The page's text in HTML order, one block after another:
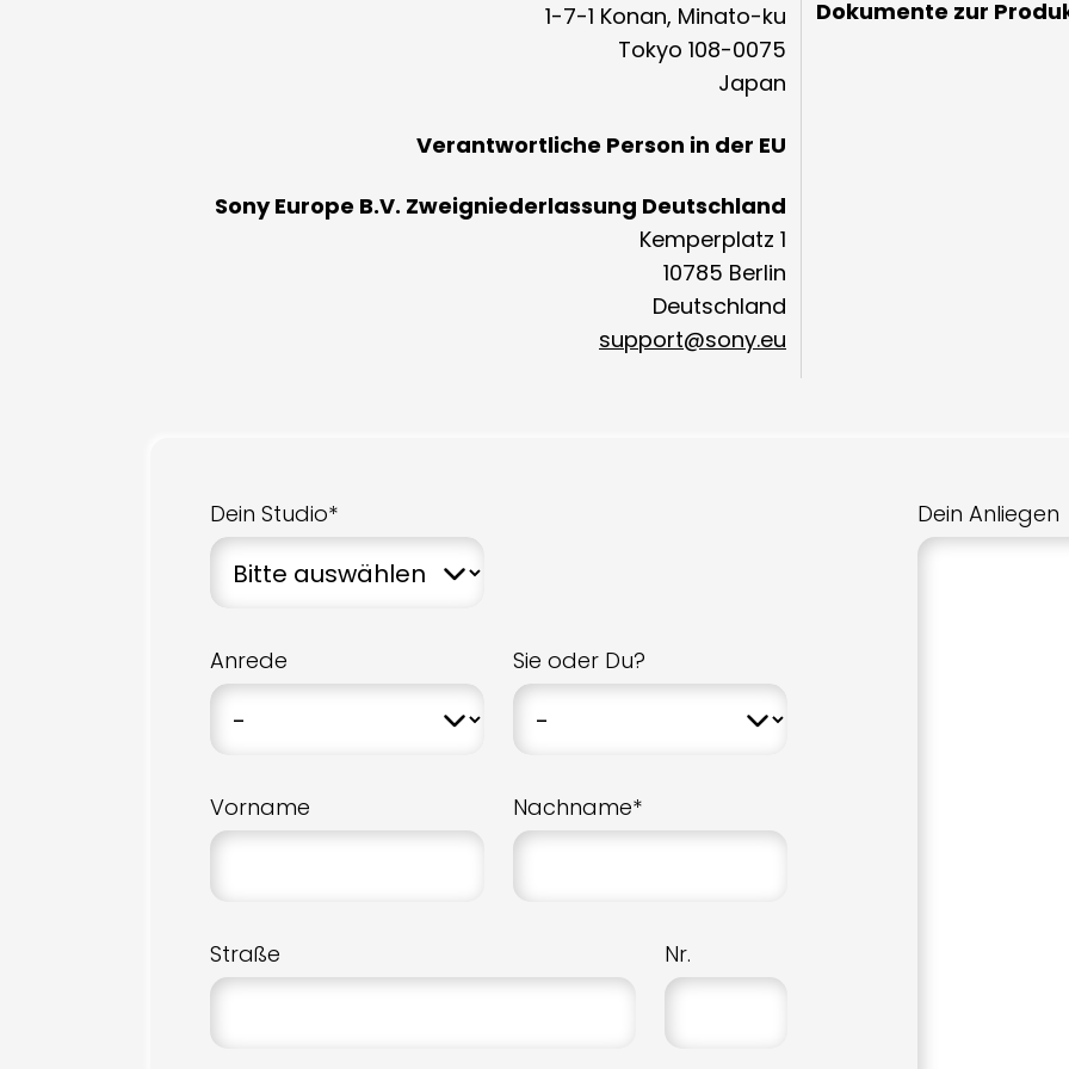
1-7-1 Konan, Minato-ku
Tokyo 108-0075
Japan
Verantwortliche Person in der EU
Sony Europe B.V. Zweigniederlassung Deutschland
Kemperplatz 1
10785 Berlin
Deutschland
support@sony.eu
Dokumente zur
Dein Studio*
Anrede Sie oder Du?
Vorname Nachname*
Straße Nr.
Dein Anliegen